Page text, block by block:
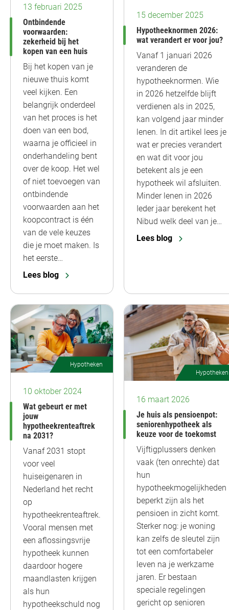
13 februari 2025
Ontbindende
voorwaarden:
zekerheid bij het
kopen van een huis
Bij het kopen van je
nieuwe thuis komt
veel kijken. Een
belangrijk onderdeel
van het proces is het
doen van een bod,
waarna je officieel in
onderhandeling bent
over de koop. Het wel
of niet toevoegen van
ontbindende
voorwaarden aan het
koopcontract is één
van de vele keuzes
die je moet maken. Is
het eerste…
Lees blog
15 december 2025
Hypotheeknormen 2026:
wat verandert er voor jou?
Vanaf 1 januari 2026
veranderen de
hypotheeknormen. Wie
in 2026 hetzelfde blijft
verdienen als in 2025,
kan volgend jaar minder
lenen. In dit artikel lees je
wat er precies verandert
en wat dit voor jou
betekent als je een
hypotheek wil afsluiten.
Minder lenen in 2026
Ieder jaar berekent het
Nibud welk deel van je…
Lees blog
Hypotheken
10 oktober 2024
Wat gebeurt er met
jouw
hypotheekrenteaftrek
na 2031?
Vanaf 2031 stopt
voor veel
huiseigenaren in
Nederland het recht
op
hypotheekrenteaftrek.
Vooral mensen met
een aflossingsvrije
hypotheek kunnen
daardoor hogere
maandlasten krijgen
als hun
hypotheekschuld nog
Hypotheken
16 maart 2026
Je huis als pensioenpot:
seniorenhypotheek als
keuze voor de toekomst
Vijftigplussers denken
vaak (ten onrechte) dat
hun
hypotheekmogelijkheden
beperkt zijn als het
pensioen in zicht komt.
Sterker nog: je woning
kan zelfs de sleutel zijn
tot een comfortabeler
leven na je werkzame
jaren. Er bestaan
speciale regelingen
gericht op senioren